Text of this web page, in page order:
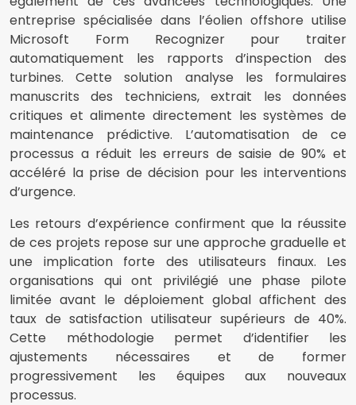
entreprise spécialisée dans l’éolien offshore utilise
Microsoft Form Recognizer pour traiter
automatiquement les rapports d’inspection des
turbines. Cette solution analyse les formulaires
manuscrits des techniciens, extrait les données
critiques et alimente directement les systèmes de
maintenance prédictive. L’automatisation de ce
processus a réduit les erreurs de saisie de 90% et
accéléré la prise de décision pour les interventions
d’urgence.
Les retours d’expérience confirment que la réussite
de ces projets repose sur une approche graduelle et
une implication forte des utilisateurs finaux. Les
organisations qui ont privilégié une phase pilote
limitée avant le déploiement global affichent des
taux de satisfaction utilisateur supérieurs de 40%.
Cette méthodologie permet d’identifier les
ajustements nécessaires et de former
progressivement les équipes aux nouveaux
processus.